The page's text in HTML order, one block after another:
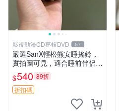
影視動漫CD專輯DVD 57
嚴選SanX輕松熊安睡搖鈴，
實拍圖可見，適合睡前伴侶，
Picks安撫好物 0325 懸吊 電
腦
$540 89折
折扣碼